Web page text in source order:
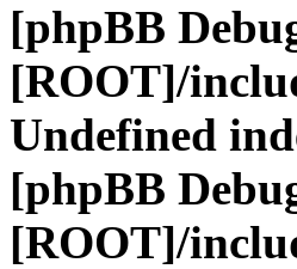
[phpBB
[ROOT]/
Undefined
[phpBB
[ROOT]/